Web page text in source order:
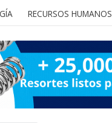
RECURSOS HUMANOS